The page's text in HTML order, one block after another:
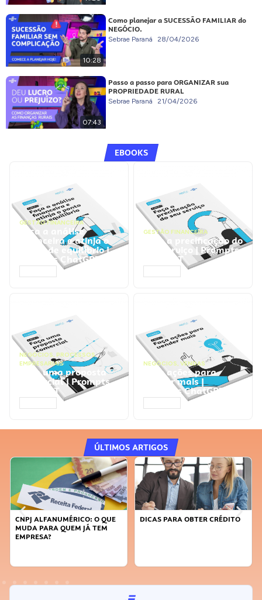
10:28
Como planejar a SUCESSÃO FAMILIAR do
NEGÓCIO.
Sebrae Paraná 28/04/2026
07:43
Passo a passo para ORGANIZAR sua
PROPRIEDADE RURAL
Sebrae Paraná 21/04/2026
EBOOKS
GESTÃO FINANCEIRA
Faça a análise
financeira e atinja o
ponto de equilíbrio |
Prompts ChatGPT
GESTÃO FINANCEIRA
Faça a precificação do
seu serviço | Prompts
ChatGPT
NEGÓCIOS, PROCESSOS
EMPRESARIAIS
Faça uma proposta
comercial | Prompts
ChatGPT
NEGÓCIOS, VENDAS
Faça ações para
vender mais |
Prompts ChatGPT
ÚLTIMOS ARTIGOS
DICAS PARA OBTER CRÉDITO
FAÇA A DIFERENÇA: SEJA